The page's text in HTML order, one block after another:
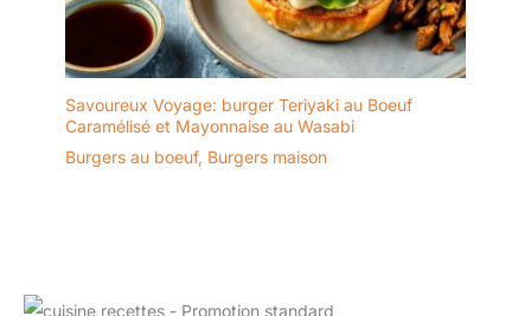
Savoureux Voyage: burger Teriyaki au Boeuf
Caramélisé et Mayonnaise au Wasabi
Burgers au boeuf, Burgers maison